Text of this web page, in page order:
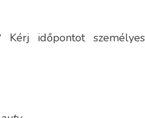
Kérj időpontot személyes